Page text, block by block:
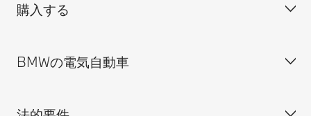
ディーラー検索
BMW正規ディーラー採用情報
BMWのCSR活動
BMW Motorrad
BMW Service
BMW純正アクセサリー
BMWタイヤ＆ホイール
購入する
ご購入の前に
新車在庫検索
BMWの電気自動車
BMWの電気自動車